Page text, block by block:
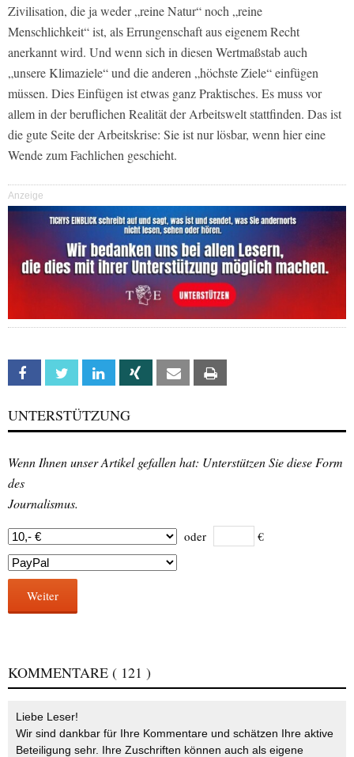
Zivilisation, die ja weder „reine Natur“ noch „reine
Menschlichkeit“ ist, als Errungenschaft aus eigenem Recht
anerkannt wird. Und wenn sich in diesen Wertmaßstab auch
„unsere Klimaziele“ und die anderen „höchste Ziele“ einfügen
müssen. Dies Einfügen ist etwas ganz Praktisches. Es muss vor
allem in der beruflichen Realität der Arbeitswelt stattfinden. Das ist
die gute Seite der Arbeitskrise: Sie ist nur lösbar, wenn hier eine
Wende zum Fachlichen geschieht.
Anzeige
Facebook Twitter Linkedin Xing Email
UNTERSTÜTZUNG
Wenn Ihnen unser Artikel gefallen hat: Unterstützen Sie diese Form
des
Journalismus.
oder €
Weiter
KOMMENTARE ( 121 )
Liebe Leser!
Wir sind dankbar für Ihre Kommentare und schätzen Ihre aktive
Beteiligung sehr. Ihre Zuschriften können auch als eigene